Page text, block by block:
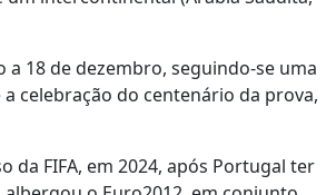
18 de dezembro, seguindo-se uma
celebração do centenário da prova,
da FIFA, em 2024, após Portugal ter